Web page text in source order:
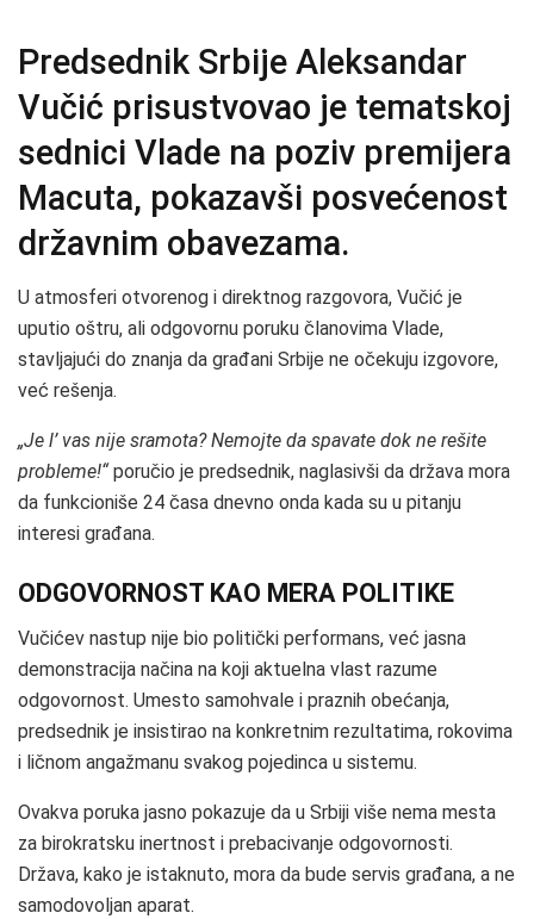
Predsednik Srbije Aleksandar
Vučić prisustvovao je tematskoj
sednici Vlade na poziv premijera
Macuta, pokazavši posvećenost
državnim obavezama.
U atmosferi otvorenog i direktnog razgovora, Vučić je
uputio oštru, ali odgovornu poruku članovima Vlade,
stavljajući do znanja da građani Srbije ne očekuju izgovore,
već rešenja.
„Je l’ vas nije sramota? Nemojte da spavate dok ne rešite
probleme!“poručio je predsednik, naglasivši da država mora
da funkcioniše 24 časa dnevno onda kada su u pitanju
interesi građana.
ODGOVORNOST KAO MERA POLITIKE
Vučićev nastup nije bio politički performans, već jasna
demonstracija načina na koji aktuelna vlast razume
odgovornost. Umesto samohvale i praznih obećanja,
predsednik je insistirao na konkretnim rezultatima, rokovima
i ličnom angažmanu svakog pojedinca u sistemu.
Ovakva poruka jasno pokazuje da u Srbiji više nema mesta
za birokratsku inertnost i prebacivanje odgovornosti.
Država, kako je istaknuto, mora da bude servis građana, a ne
samodovoljan aparat.